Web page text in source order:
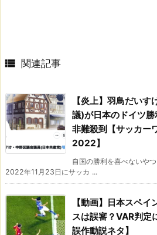
 関連記事
【炎上】羽鳥だい
議)が日本のドイツ
非難殺到【サッカー
2022】
自国の勝利を喜べないや
2022年11月23日にサッカ ...
【動画】日本スペ
スは誤審？VAR判定
誤作動説ネタ】